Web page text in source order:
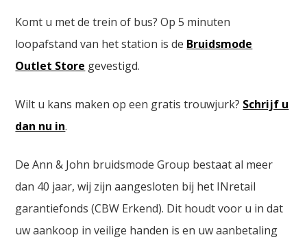
Komt u met de trein of bus? Op 5 minuten
loopafstand van het station is de Bruidsmode
Outlet Store gevestigd.
Wilt u kans maken op een gratis trouwjurk? Schrijf u
dan nu in.
De Ann & John bruidsmode Group bestaat al meer
dan 40 jaar, wij zijn aangesloten bij het INretail
garantiefonds (CBW Erkend). Dit houdt voor u in dat
uw aankoop in veilige handen is en uw aanbetaling